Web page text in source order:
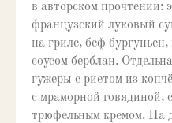
в авторском прочтении:
французский луковый
на гриле, беф
соусом берблан.
гужеры с риетом из
с мраморной говядиной,
трюфельным кремом. На